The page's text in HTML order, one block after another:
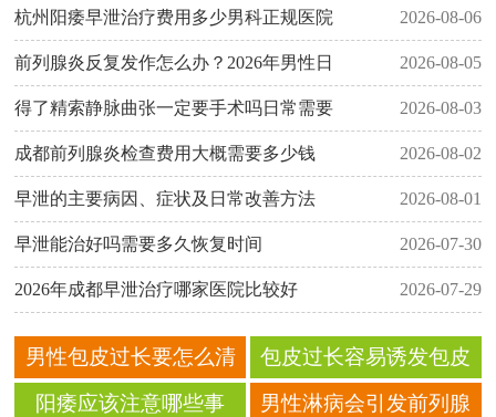
杭州阳痿早泄治疗费用多少男科正规医院 2026-08-06
前列腺炎反复发作怎么办？2026年男性日 2026-08-05
得了精索静脉曲张一定要手术吗日常需要 2026-08-03
成都前列腺炎检查费用大概需要多少钱 2026-08-02
早泄的主要病因、症状及日常改善方法 2026-08-01
早泄能治好吗需要多久恢复时间 2026-07-30
2026年成都早泄治疗哪家医院比较好 2026-07-29
男性包皮过长要怎么清
洗？ 日常护理要注意什
包皮过长容易诱发包皮
炎？ 引起包皮炎的原因
阳痿应该注意哪些事
男性淋病会引发前列腺